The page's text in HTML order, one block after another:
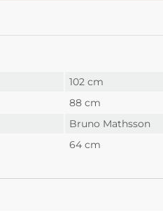
102 cm
88 cm
Bruno Mathsson
64 cm